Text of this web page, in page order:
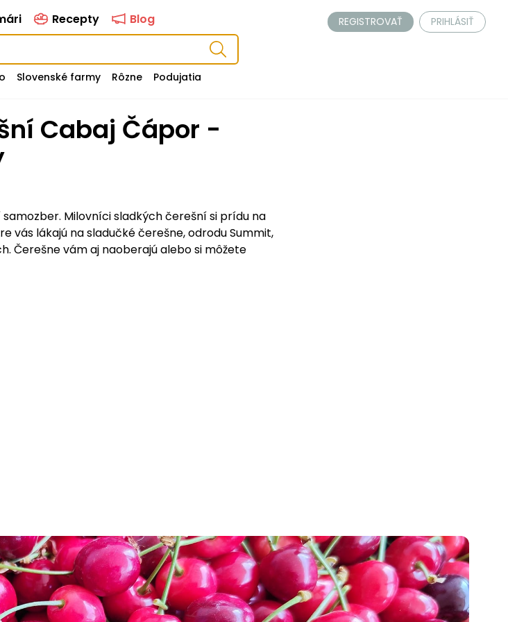
Recepty Blog REGISTROVAŤ PRIHLÁSIŤ
Slovenské farmy Rôzne Podujatia
Milovníci sladkých čerešní si prídu na
vás lákajú na sladučké čerešne, odrodu Summit,
Čerešne vám aj naoberajú alebo si môžete